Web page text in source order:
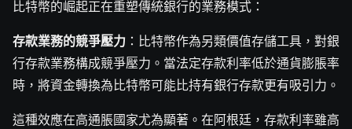
比特幣的崛起正在重塑傳統銀行的業務模式：
存款業務的競爭壓力 ：比特幣作為另類價值存儲工具，對銀
行存款業務構成競爭壓力。當法定存款利率低於通貨膨脹率
時，將資金轉換為比特幣可能比持有銀行存款更有吸引力。
這種效應在高通脹國家尤為顯著。在阿根廷，存款利率雖高